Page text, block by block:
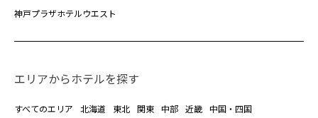
神戸プラザホテルウエスト
エリアからホテルを探す
すべてのエリア 北海道 東北 関東 中部 近畿 中国・四国